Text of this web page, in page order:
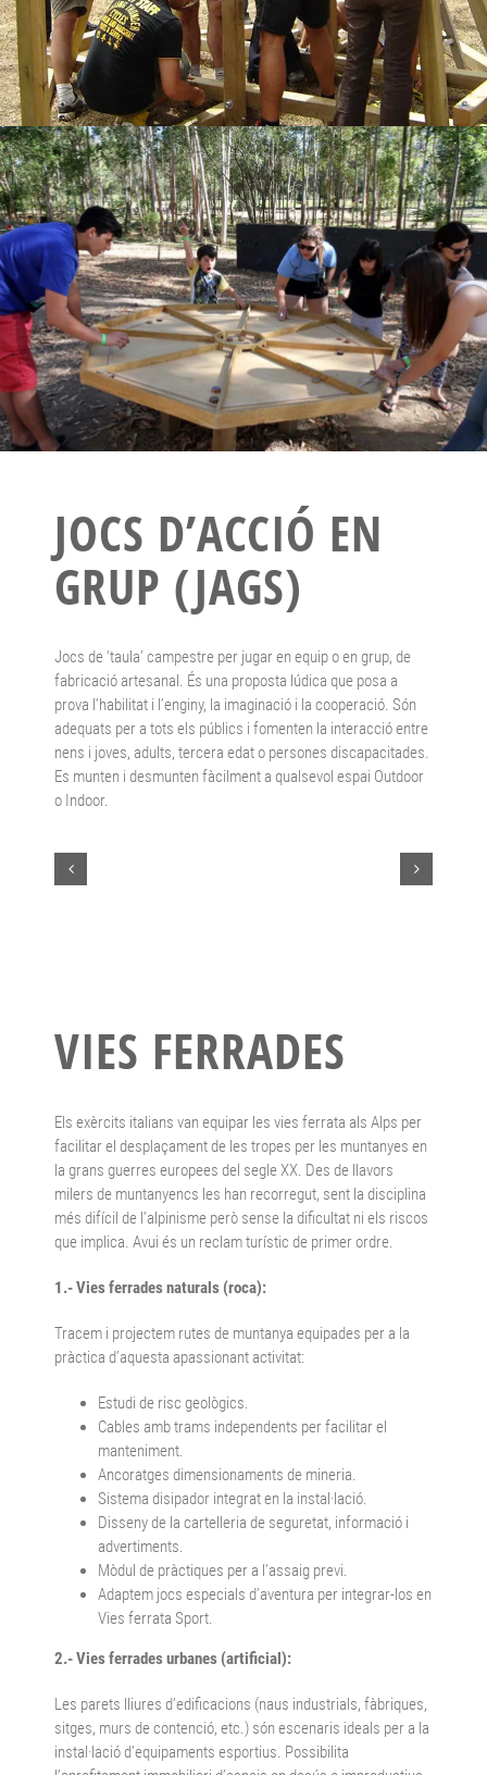
JOCS D’ACCIÓ EN
GRUP (JAGS)
Jocs de ‘taula’ campestre per jugar en equip o en grup, de
fabricació artesanal. És una proposta lúdica que posa a
prova l’habilitat i l’enginy, la imaginació i la cooperació. Són
adequats per a tots els públics i fomenten la interacció entre
nens i joves, adults, tercera edat o persones discapacitades.
Es munten i desmunten fàcilment a qualsevol espai Outdoor
o Indoor.
VIES FERRADES
Els exèrcits italians van equipar les vies ferrata als Alps per
facilitar el desplaçament de les tropes per les muntanyes en
la grans guerres europees del segle XX. Des de llavors
milers de muntanyencs les han recorregut, sent la disciplina
més difícil de l’alpinisme però sense la dificultat ni els riscos
que implica. Avui és un reclam turístic de primer ordre.
1.- Vies ferrades naturals (roca):
Tracem i projectem rutes de muntanya equipades per a la
pràctica d’aquesta apassionant activitat:
Estudi de risc geològics.
Cables amb trams independents per facilitar el
manteniment.
Ancoratges dimensionaments de mineria.
Sistema disipador integrat en la instal·lació.
Disseny de la cartelleria de seguretat, informació i
advertiments.
Mòdul de pràctiques per a l’assaig previ.
Adaptem jocs especials d’aventura per integrar-los en
Vies ferrata Sport.
2.- Vies ferrades urbanes (artificial):
Les parets lliures d’edificacions (naus industrials, fàbriques,
sitges, murs de contenció, etc.) són escenaris ideals per a la
instal·lació d’equipaments esportius. Possibilita